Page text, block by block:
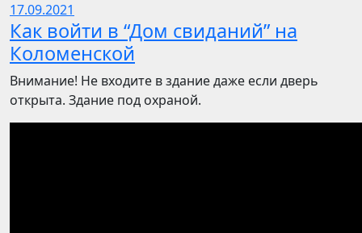
17.09.2021
Как войти в “Дом свиданий” на
Коломенской
Внимание! Не входите в здание даже если дверь
открыта. Здание под охраной.